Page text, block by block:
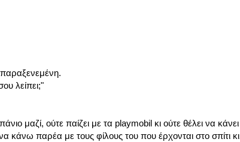
παραξενεμένη.
λείπει;"
μαζί, ούτε παίζει με τα playmobil κι ούτε θέλει να κάνει
κάνω παρέα με τους φίλους του που έρχονται στο σπίτι κι